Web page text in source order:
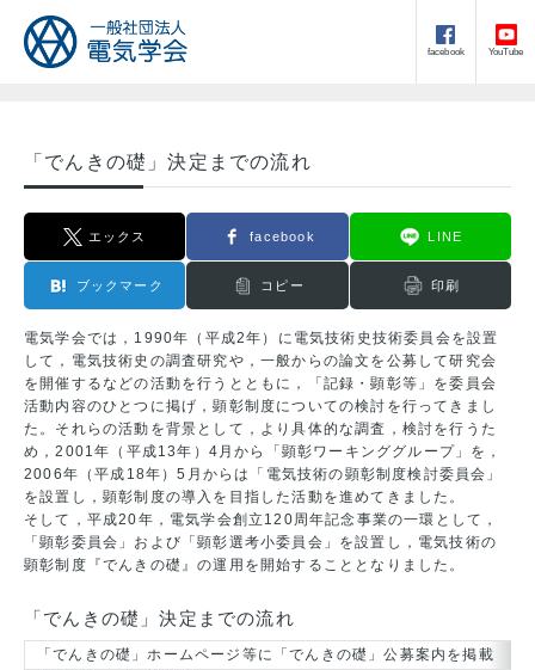
facebook YouTube
「でんきの礎」決定までの流れ
エックス facebook LINE
ブックマーク コピー 印刷
電気学会では，1990年（平成2年）に電気技術史技術委員会を設置
して，電気技術史の調査研究や，一般からの論文を公募して研究会
を開催するなどの活動を行うとともに，「記録・顕彰等」を委員会
活動内容のひとつに掲げ，顕彰制度についての検討を行ってきまし
た。それらの活動を背景として，より具体的な調査，検討を行うた
め，2001年（平成13年）4月から「顕彰ワーキンググループ」を，
2006年（平成18年）5月からは「電気技術の顕彰制度検討委員会」
を設置し，顕彰制度の導入を目指した活動を進めてきました。
そして，平成20年，電気学会創立120周年記念事業の一環として，
「顕彰委員会」および「顕彰選考小委員会」を設置し，電気技術の
顕彰制度『でんきの礎』の運用を開始することとなりました。
「でんきの礎」決定までの流れ
「でんきの礎」ホームページ等に「でんきの礎」公募案内を掲載